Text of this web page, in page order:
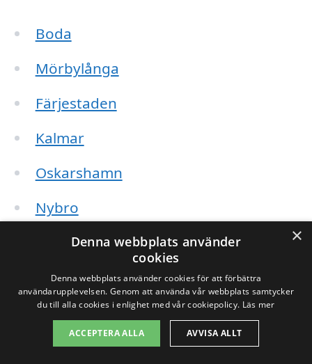
Boda
Mörbylånga
Färjestaden
Kalmar
Oskarshamn
Nybro
Löttorp
Mönsterås
Södra Möckleby
×
Denna webbplats använder
cookies
Denna webbplats använder cookies för att förbättra
användarupplevelsen. Genom att använda vår webbplats samtycker
du till alla cookies i enlighet med vår cookiepolicy. Läs mer
ACCEPTERA ALLA AVVISA ALLT